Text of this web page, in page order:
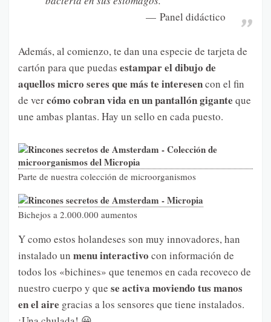
Panel didáctico
Además, al comienzo, te dan una especie de tarjeta de
cartón para que puedas estampar el dibujo de
aquellos micro seres que más te interesencon el fin
de vercómo cobran vida en un pantallón gigante que
une ambas plantas. Hay un sello en cada puesto.
Parte de nuestra colección de microorganismos
Bichejos a 2.000.000 aumentos
Y como estos holandeses son muy innovadores, han
instalado un menu interactivo con información de
todos los «bichines» que tenemos en cada recoveco de
nuestro cuerpo y que se activa moviendo tus manos
en el aire gracias a los sensores que tiene instalados.